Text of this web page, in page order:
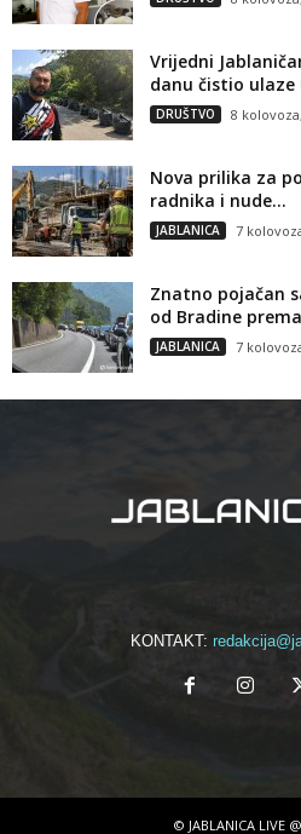
Vrijedni
danu čistio ulaze
DRUŠTVO 8
Nova prilika za
radnika i nude...
JABLANICA 7
Znatno pojačan
od Bradine
JABLANICA 7
KONTAKT:
© JABLANICA LIVE